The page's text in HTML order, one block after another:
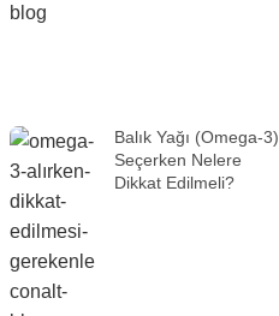
Balık Yağı (Omega-3)
Seçerken Nelere
Dikkat Edilmeli?